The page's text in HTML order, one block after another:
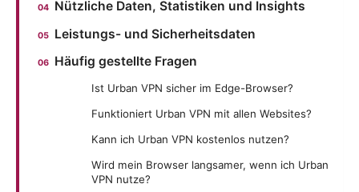
Nützliche Daten, Statistiken und Insights
Leistungs- und Sicherheitsdaten
Häufig gestellte Fragen
Ist Urban VPN sicher im Edge-Browser?
Funktioniert Urban VPN mit allen Websites?
Kann ich Urban VPN kostenlos nutzen?
Wird mein Browser langsamer, wenn ich Urban
VPN nutze?